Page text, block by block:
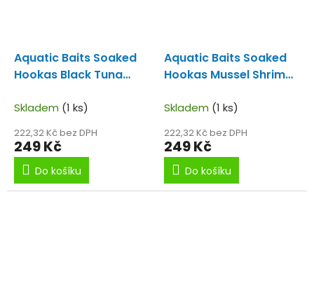
Aquatic Baits Soaked
Hookas Black Tuna
Skladem (1 ks)
222,32 Kč bez DPH
249 Kč
Do košíku
Aquatic Baits Soaked
Hookas Mussel Shrimp
Skladem (1 ks)
222,32 Kč bez DPH
249 Kč
Do košíku